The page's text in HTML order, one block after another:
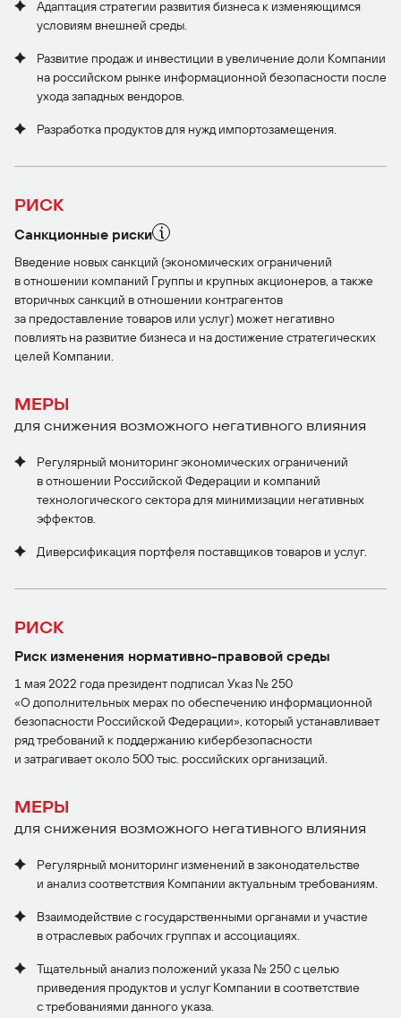
Адаптация стратегии развития бизнеса к изменяющимся
условиям внешней среды.
Развитие продаж и инвестиции в увеличение доли Компании
на российском рынке информационной безопасности после
ухода западных вендоров.
Разработка продуктов для нужд импортозамещения.
РИСК
Санкционные риски
Введение новых санкций (экономических ограничений
в отношении компаний Группы и крупных акционеров, а также
вторичных санкций в отношении контрагентов
за предоставление товаров или услуг) может негативно
повлиять на развитие бизнеса и на достижение стратегических
целей Компании.
МЕРЫ
для снижения возможного негативного влияния
Регулярный мониторинг экономических ограничений
в отношении Российской Федерации и компаний
технологического сектора для минимизации негативных
эффектов.
Диверсификация портфеля поставщиков товаров и услуг.
РИСК
Риск изменения нормативно-правовой среды
1 мая 2022 года президент подписал Указ № 250
«О дополнительных мерах по обеспечению информационной
безопасности Российской Федерации», который устанавливает
ряд требований к поддержанию кибербезопасности
и затрагивает около 500 тыс. российских организаций.
МЕРЫ
для снижения возможного негативного влияния
Регулярный мониторинг изменений в законодательстве
и анализ соответствия Компании актуальным требованиям.
Взаимодействие с государственными органами и участие
в отраслевых рабочих группах и ассоциациях.
Тщательный анализ положений указа № 250 с целью
приведения продуктов и услуг Компании в соответствие
с требованиями данного указа.